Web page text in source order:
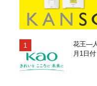
花王―
月1日付